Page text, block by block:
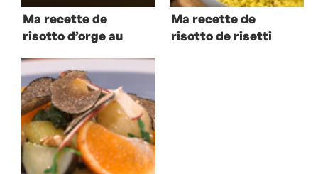
Ma recette de
risotto d’orge au
trompettes de la
mort
Ma recette de
risotto de risetti